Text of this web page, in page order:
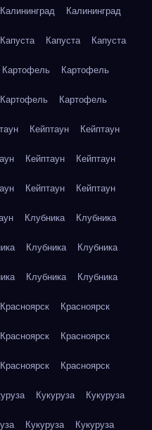
Калининград Калининград
Капуста Капуста Капуста
Картофель Картофель
Картофель Картофель
Кейптаун Кейптаун
Кейптаун Кейптаун
Кейптаун Кейптаун
Клубника Клубника
Клубника Клубника
Клубника Клубника
Красноярск Красноярск
Красноярск Красноярск
Красноярск Красноярск
Кукуруза Кукуруза
Кукуруза Кукуруза